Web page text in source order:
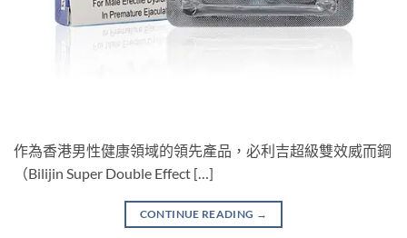
作為香港男性健康領域的領先產品，​必利吉超級雙效威而鋼
（Bilijin Super Double Effect […]
CONTINUE READING →